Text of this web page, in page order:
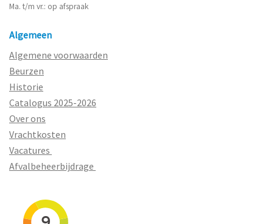
Ma. t/m vr.: op afspraak
Algemeen
Algemene voorwaarden
Beurzen
Historie
Catalogus 2025-2026
Over ons
Vrachtkosten
Vacatures
Afvalbeheerbijdrage